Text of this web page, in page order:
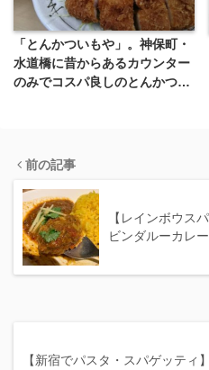
「とんかついもや」。神保町・
水道橋に昔からあるカウンター
のみでコスパ良しのとんかつ屋
前の記事
【レインボウス
ビンダルーカレー
【新宿でパスタ・スパゲッティ